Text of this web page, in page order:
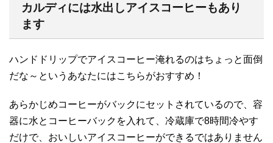
カルディには水出しアイスコーヒーもあり
ます
ハンドドリップでアイスコーヒー淹れるのはちょっと面倒
だな～というあなたにはこちらがおすすめ！
あらかじめコーヒーがバックにセットされているので、容
器に水とコーヒーバックを入れて、冷蔵庫で8時間冷やす
だけで、おいしいアイスコーヒーができるではありません